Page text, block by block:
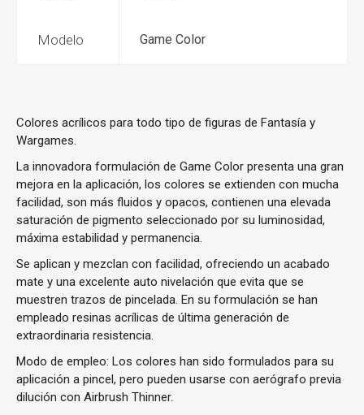
Modelo Game Color
Colores acrílicos para todo tipo de figuras de Fantasía y
Wargames.
La innovadora formulación de Game Color presenta una gran
mejora en la aplicación, los colores se extienden con mucha
facilidad, son más fluidos y opacos, contienen una elevada
saturación de pigmento seleccionado por su luminosidad,
máxima estabilidad y permanencia.
Se aplican y mezclan con facilidad, ofreciendo un acabado
mate y una excelente auto nivelación que evita que se
muestren trazos de pincelada. En su formulación se han
empleado resinas acrílicas de última generación de
extraordinaria resistencia.
Modo de empleo: Los colores han sido formulados para su
aplicación a pincel, pero pueden usarse con aerógrafo previa
dilución con Airbrush Thinner.